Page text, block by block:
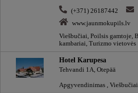
(+371) 26187442
www.jaunmokupils.lv
Viešbučiai, Poilsis gamtoje,
kambariai, Turizmo vietovės
Hotel Karupesa
Tehvandi 1A, Otepää
Apgyvendinimas , Viešbučiai